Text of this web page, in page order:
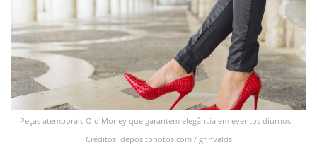
Peças atemporais Old Money que garantem elegância em eventos diurnos –
Créditos: depositphotos.com / grinvalds